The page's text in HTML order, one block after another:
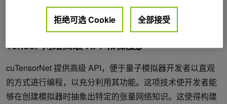
Hopper 系统的支持。欲了解更多信息，请参阅cuQuantum
23.10 版本说明。
Tensor 网络高级 API 和梯度
cuTensorNet 提供高级 API，便于量子模拟器开发者以直观
的方式进行编程，以充分利用其功能。这项技术使开发者能
够在创建模拟器时抽象出特定的张量网络知识。这使得构建
拒绝可选 Cookie 全部接受